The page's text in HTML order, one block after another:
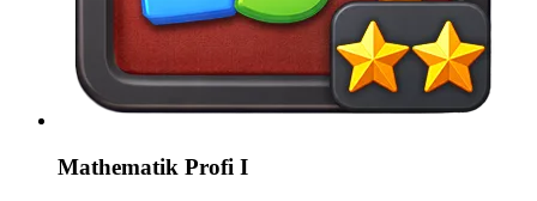
Mathematik Profi I